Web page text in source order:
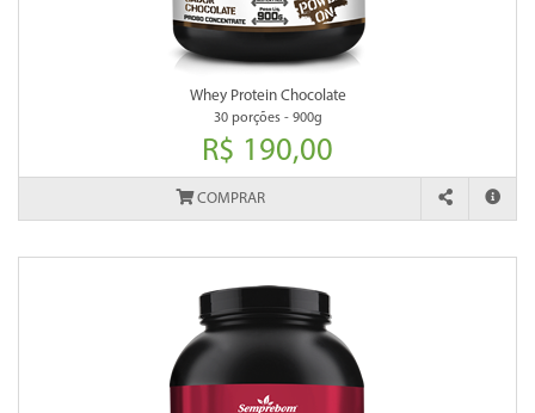
Whey Protein Chocolate
30 porções - 900g
R$ 190,00
COMPRAR